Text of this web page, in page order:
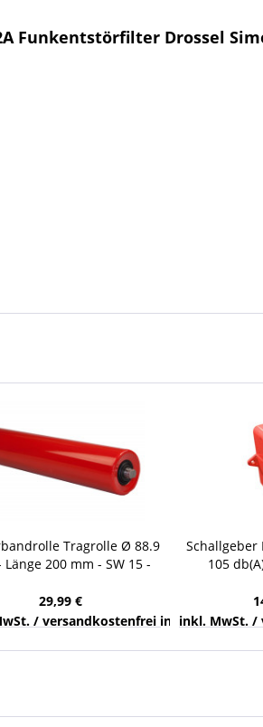
Funkentstörfilter Drossel
Tragrolle Ø 88.9
Länge 200 mm - SW 15 -
29,99 €
/ versandkostenfrei innerhalb
Schallgeber
105
inkl. MwSt. /